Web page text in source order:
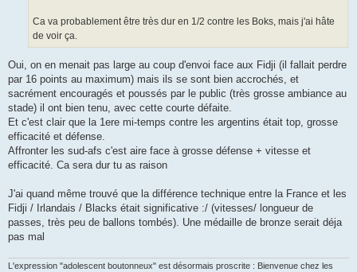
Ca va probablement être très dur en 1/2 contre les Boks, mais j'ai hâte
de voir ça.
Oui, on en menait pas large au coup d'envoi face aux Fidji (il fallait perdre
par 16 points au maximum) mais ils se sont bien accrochés, et
sacrément encouragés et poussés par le public (très grosse ambiance au
stade) il ont bien tenu, avec cette courte défaite.
Et c'est clair que la 1ere mi-temps contre les argentins était top, grosse
efficacité et défense.
Affronter les sud-afs c'est aire face à grosse défense + vitesse et
efficacité. Ca sera dur tu as raison
J'ai quand même trouvé que la différence technique entre la France et les
Fidji / Irlandais / Blacks était significative :/ (vitesses/ longueur de
passes, très peu de ballons tombés). Une médaille de bronze serait déja
pas mal
L'expression "adolescent boutonneux" est désormais proscrite : Bienvenue chez les